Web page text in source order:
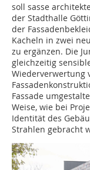
soll sasse
der Stadthalle
der
Kacheln in zwei
zu ergänzen. Die
gleichzeitig
Wiederverwertung
Fassade
Weise, wie bei
Identität des
Strahlen gebracht